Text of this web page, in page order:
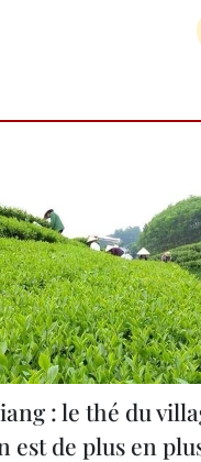
: le thé du
est de plus en